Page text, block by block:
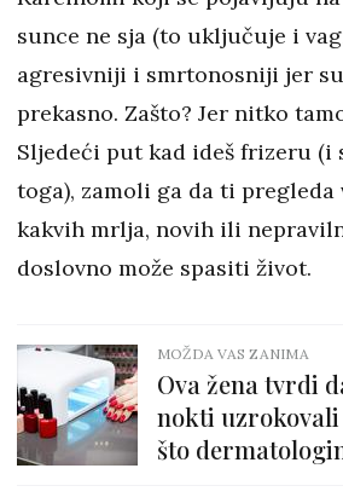
sunce ne sja (to uključuje i
agresivniji i smrtonosniji jer
prekasno. Zašto? Jer nitko
Sljedeći put kad ideš frizeru (i
toga), zamoli ga da ti
kakvih mrlja, novih ili
doslovno može spasiti život.
MOŽDA VAS ZANIMA
Ova žena tvrdi
nokti uzrokovali
što